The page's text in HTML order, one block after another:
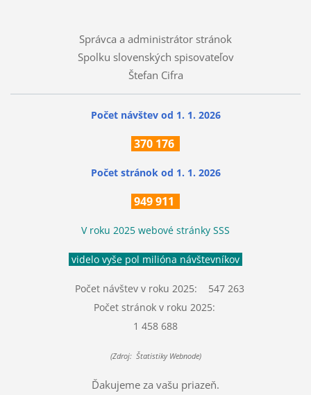
Správca a administrátor stránok
Spolku slovenských spisovateľov
Štefan Cifra
Počet návštev od 1. 1. 2026
370 176
Počet stránok od 1. 1. 2026
949 911
V roku 2025 webové stránky SSS
videlo vyše pol milióna návštevníkov
Počet návštev v roku 2025: 547 263
Počet stránok v roku 2025:
1 458 688
(Zdroj: Štatistiky Webnode)
Ďakujeme za vašu priazeň.